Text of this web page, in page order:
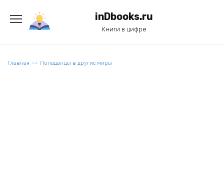
содержанию
inDbooks.ru
Книги в цифре
Главная Попаданцы в другие миры